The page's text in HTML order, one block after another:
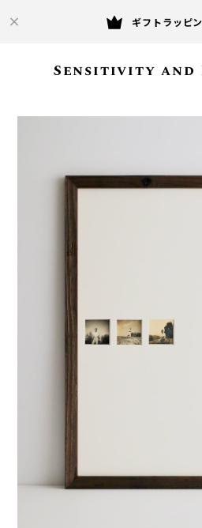
ギフトラッピ
Sensitivity and